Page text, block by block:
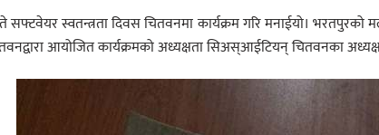
स्वतन्त्रता दिवस चितवनमा कार्यक्रम गरि मनाईयो।
आयोजित कार्यक्रमको अध्यक्षता सिअस्आईटियन् चितवनका